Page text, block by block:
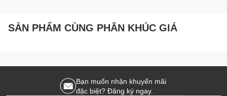
SẢN PHẨM CÙNG PHÂN KHÚC GIÁ
Bạn muốn nhận khuyến mãi
đặc biệt? Đăng ký ngay.